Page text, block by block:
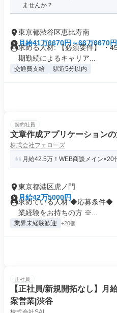
ませんか？
東京都渋谷区恵比寿南
月給41万6670円～66万6670円
求める人材: 【必須要件】 ・
期勤続によるキャリア...
交通費支給 駅近5分以内
契約社員
文章作成アプリケーション
株式会社フェローズ
月給42.5万！WEB商談メイン
東京都港区虎ノ門
月給42万5000円
求めている人材 ◆応募条件◆
業経験をお持ちの方 ※...
業界未経験歓迎 +20個
正社員
【正社員/新規開拓なし】月
案営業|渋谷